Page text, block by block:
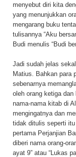
menyebut diri kita
yang menunjukkan
mengarang buku
tulisannya “Aku
Budi menulis “Budi
Jadi sudah jelas
Matius. Bahkan para
sebenarnya
oleh orang ketiga
nama-nama kitab di
mengingatnya dan
tidak ditulis seperti
pertama Perjanjian
diberi nama orang-
ayat 9” atau “Lukas